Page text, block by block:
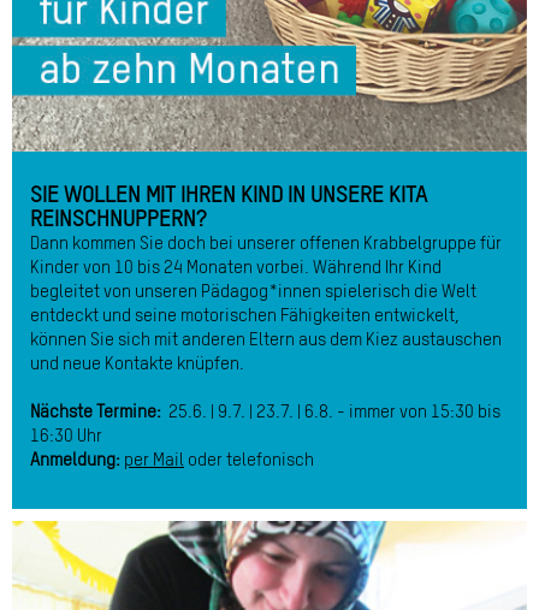
SIE WOLLEN MIT IHREN KIND IN UNSERE KITA
REINSCHNUPPERN?
Dann kommen Sie doch bei unserer offenen Krabbelgruppe für
Kinder von 10 bis 24 Monaten vorbei. Während Ihr Kind
begleitet von unseren Pädagog*innen spielerisch die Welt
entdeckt und seine motorischen Fähigkeiten entwickelt,
können Sie sich mit anderen Eltern aus dem Kiez austauschen
und neue Kontakte knüpfen.
Nächste Termine: 25.6. | 9.7. | 23.7. | 6.8. - immer von 15:30 bis
16:30 Uhr
Anmeldung: per Mail oder telefonisch